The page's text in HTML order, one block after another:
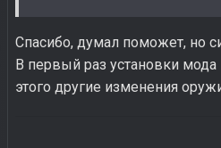
Спасибо, думал поможет, но
В первый раз установки
этого другие изменения